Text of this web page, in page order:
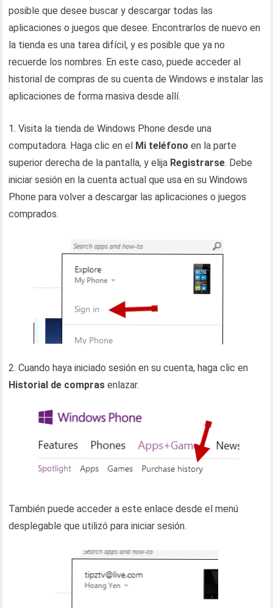
posible que desee buscar y descargar todas las
aplicaciones o juegos que desee. Encontrarlos de nuevo en
la tienda es una tarea difícil, y es posible que ya no
recuerde los nombres. En este caso, puede acceder al
historial de compras de su cuenta de Windows e instalar las
aplicaciones de forma masiva desde allí.
1. Visita la tienda de Windows Phone desde una
computadora. Haga clic en el Mi teléfono en la parte
superior derecha de la pantalla, y elija Registrarse. Debe
iniciar sesión en la cuenta actual que usa en su Windows
Phone para volver a descargar las aplicaciones o juegos
comprados.
2. Cuando haya iniciado sesión en su cuenta, haga clic en
Historial de compras enlazar.
También puede acceder a este enlace desde el menú
desplegable que utilizó para iniciar sesión.